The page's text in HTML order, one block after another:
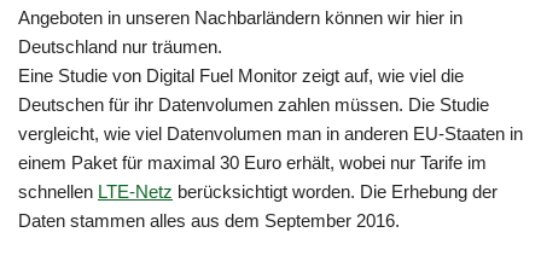
Angeboten in unseren Nachbarländern können wir hier in
Deutschland nur träumen.
Eine Studie von Digital Fuel Monitor zeigt auf, wie viel die
Deutschen für ihr Datenvolumen zahlen müssen. Die Studie
vergleicht, wie viel Datenvolumen man in anderen EU-Staaten in
einem Paket für maximal 30 Euro erhält, wobei nur Tarife im
schnellen LTE-Netz berücksichtigt worden. Die Erhebung der
Daten stammen alles aus dem September 2016.